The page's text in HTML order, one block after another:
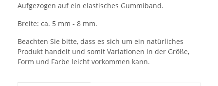
Aufgezogen auf ein elastisches Gummiband.
Breite: ca. 5 mm - 8 mm.
Beachten Sie bitte, dass es sich um ein natürliches
Produkt handelt und somit Variationen in der Größe,
Form und Farbe leicht vorkommen kann.